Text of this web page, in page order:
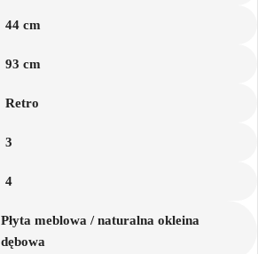
44 cm
93 cm
Retro
3
4
Płyta meblowa / naturalna okleina
dębowa